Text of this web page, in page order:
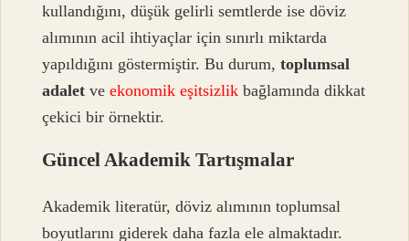
kullandığını, düşük gelirli semtlerde ise döviz
alımının acil ihtiyaçlar için sınırlı miktarda
yapıldığını göstermiştir. Bu durum,toplumsal
adalet veekonomik eşitsizlik bağlamında dikkat
çekici bir örnektir.
Güncel Akademik Tartışmalar
Akademik literatür, döviz alımının toplumsal
boyutlarını giderek daha fazla ele almaktadır.